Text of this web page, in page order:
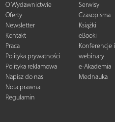
O Wydawnictwie
Oferty
Newsletter
Kontakt
Praca
Polityka prywatności
Polityka reklamowa
Napisz do nas
Nota prawna
Regulamin
Serwisy
Czasopisma
Książki
eBooki
Konferencje i
webinary
e-Akademia
Mednauka